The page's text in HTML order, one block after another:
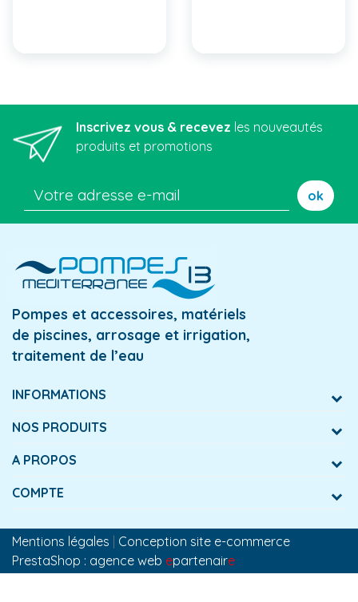
Inscrivez vous & recevez les nouveautés
produits et promotions
ok
Pompes et accessoires, matériels
de piscines, arrosage et irrigation,
traitement de l’eau
INFORMATIONS
NOS PRODUITS
A PROPOS
COMPTE
Mentions légales
Conception site e-commerce
PrestaShop : agence web epartenaire